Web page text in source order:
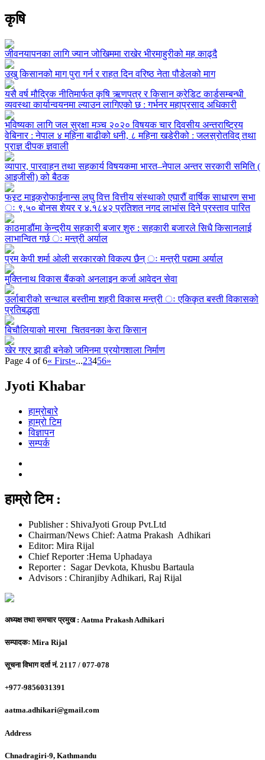
कृषि
जीवनयापनका लागि ज्यान जोखिममा राखेर भीरमाहुरीको मह काढ्दै
उखु किसानको माग पुरा गर्न र राहत दिन वरिष्ठ नेता पौडेलको माग
यसै वर्ष मौद्रिक नीतिमार्फत कृषि ऋणपत्र र किसान क्रेडिट कार्डसम्बन्धी
व्यवस्था कार्यान्वयनमा ल्याउन लागिएको छ : गर्भनर महाप्रसाद अधिकारी
भविष्यका लागि जल सुरक्षा मञ्च २०२० विषयक चार दिवसीय अन्तराष्ट्रिय
वेबिनार : नेपाल ४ महिना बाढीको धनी, ८ महिना खडेरीको : जलस्रोतविद् तथा
प्राज्ञ दीपक ज्ञवाली
व्यापार, पारवाहन तथा सहकार्य विषयकमा भारत–नेपाल अन्तर सरकारी समिति (
आइजीसी) को बैठक
फस्र्ट माइक्रोफाईनान्स लघु वित्त वित्तीय संस्थाको एघारौं वार्षिक साधारण सभा
ः ९.५० बोनस शेयर र ४.१८४२ प्रतिशत नगद लाभांस दिने प्रस्ताव पारित
काठमाडौंमा केन्द्रीय सहकारी बजार शुरु : सहकारी बजारले सिधै किसानलाई
लाभान्वित गर्छ ः मन्त्री अर्याल
प्रम केपी शर्मा ओली सरकारको विकल्प छैन् ः मन्त्री पद्यमा अर्याल
मुक्तिनाथ विकास बैंकको अनलाइन कर्जा आवेदन सेवा
उर्लाबारीको सन्थाल बस्तीमा शहरी विकास मन्त्री ः एकिकृत बस्ती विकासको
प्रतिबद्धता
बिचौलियाको मारमा चितवनका केरा किसान
खेर गएर झाडी बनेको जमिनमा प्रयोगशाला निर्माण
Page 4 of 6« First«...23456»
Jyoti Khabar
हाम्रोबारे
हाम्रो टिम
विज्ञापन
सम्पर्क
हाम्रो टिम :
Publisher : ShivaJyoti Group Pvt.Ltd
Chairman/News Chief: Aatma Prakash Adhikari
Editor: Mira Rijal
Chief Reporter :Hema Uphadaya
Reporter : Sagar Devkota, Khusbu Bartaula
Advisors : Chiranjiby Adhikari, Raj Rijal
अध्यक्ष तथा समचार प्रमुख : Aatma Prakash Adhikari
सम्पादकः Mira Rijal
सूचना विभाग दर्ता नं. 2117 / 077-078
+977-9856031391
aatma.adhikari@gmail.com
Address
Chnadragiri-9, Kathmandu